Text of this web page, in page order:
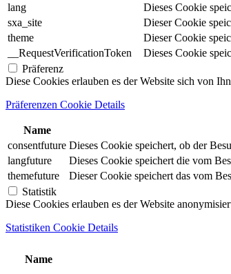
lang
Dieses Cookie
sxa_site
Dieser Cookie
theme
Dieser Cookie
__RequestVerificationToken
Dieses Cookie
Präferenz
Diese Cookies erlauben es der Website sich von
Präferenzen Cookie Details
Name
consentfuture Dieses Cookie speichert, ob der
langfuture
Dieses Cookie speichert die vom
themefuture
Dieser Cookie speichert das vom
Statistik
Diese Cookies erlauben es der Website
Statistiken Cookie Details
Name